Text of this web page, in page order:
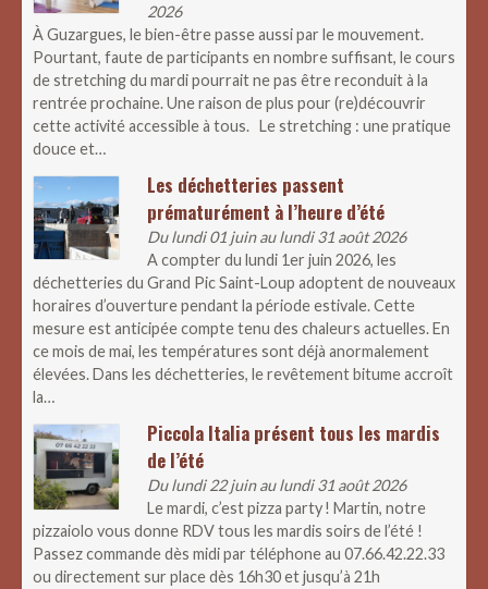
2026
À Guzargues, le bien-être passe aussi par le mouvement.
Pourtant, faute de participants en nombre suffisant, le cours
de stretching du mardi pourrait ne pas être reconduit à la
rentrée prochaine. Une raison de plus pour (re)découvrir
cette activité accessible à tous. Le stretching : une pratique
douce et…
Les déchetteries passent
prématurément à l’heure d’été
Du lundi 01 juin au lundi 31 août 2026
A compter du lundi 1er juin 2026, les
déchetteries du Grand Pic Saint-Loup adoptent de nouveaux
horaires d’ouverture pendant la période estivale. Cette
mesure est anticipée compte tenu des chaleurs actuelles. En
ce mois de mai, les températures sont déjà anormalement
élevées. Dans les déchetteries, le revêtement bitume accroît
la…
Piccola Italia présent tous les mardis
de l’été
Du lundi 22 juin au lundi 31 août 2026
Le mardi, c’est pizza party ! Martin, notre
pizzaiolo vous donne RDV tous les mardis soirs de l’été !
Passez commande dès midi par téléphone au 07.66.42.22.33
ou directement sur place dès 16h30 et jusqu’à 21h